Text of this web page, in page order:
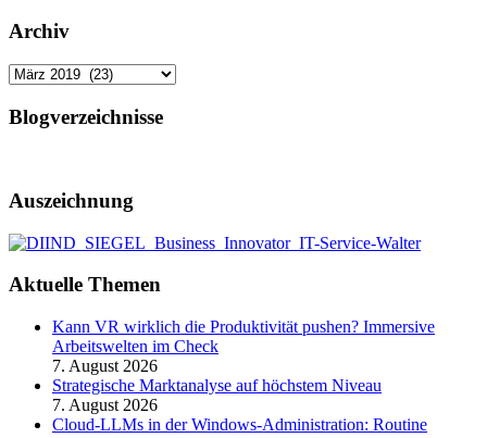
Archiv
Archiv
Blogverzeichnisse
Auszeichnung
Aktuelle Themen
Kann VR wirklich die Produktivität pushen? Immersive
Arbeitswelten im Check
7. August 2026
Strategische Marktanalyse auf höchstem Niveau
7. August 2026
Cloud-LLMs in der Windows-Administration: Routine